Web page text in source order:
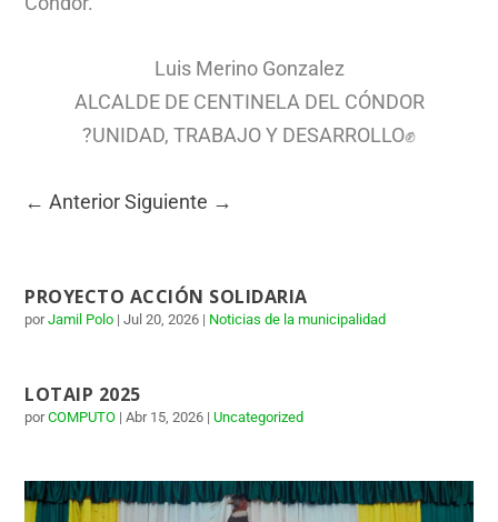
Luis Merino Gonzalez
ALCALDE DE CENTINELA DEL CÓNDOR
?UNIDAD, TRABAJO Y DESARROLLO✊
←Anterior Siguiente →
PROYECTO ACCIÓN SOLIDARIA
porJamil Polo |Jul 20, 2026 | Noticias de la municipalidad
LOTAIP 2025
porCOMPUTO |Abr 15, 2026 |Uncategorized